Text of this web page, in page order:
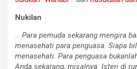
Nukilan
… Para pemuda sekarang mengira
menasehati para penguasa. Siapa
menasehati. Para penguasa
Anda sekarang, misalnya. Isteri di